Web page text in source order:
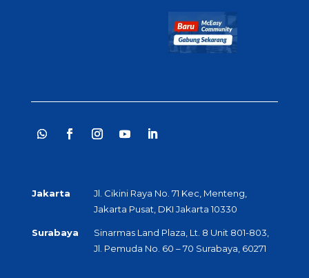
Jakarta
Jl. Cikini Raya No. 71 Kec, Menteng,
Jakarta Pusat, DKI Jakarta 10330
Surabaya
Sinarmas Land Plaza, Lt. 8 Unit 801-803,
Jl. Pemuda No. 60 – 70 Surabaya, 60271